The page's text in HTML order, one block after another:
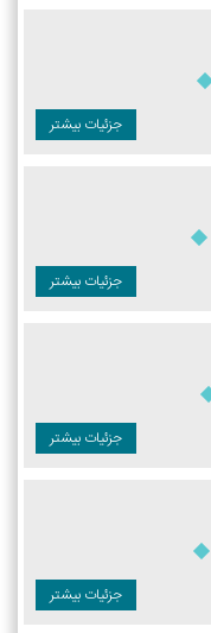
جزئیات بیشتر
جزئیات بیشتر
جزئیات بیشتر
جزئیات بیشتر